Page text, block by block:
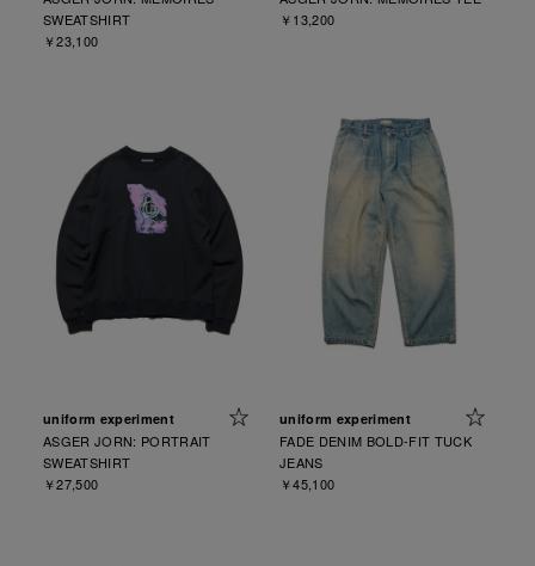
SWEATSHIRT
￥23,100
￥13,200
uniform experiment
ASGER JORN: PORTRAIT
SWEATSHIRT
￥27,500
uniform experiment
FADE DENIM BOLD-FIT TUCK
JEANS
￥45,100